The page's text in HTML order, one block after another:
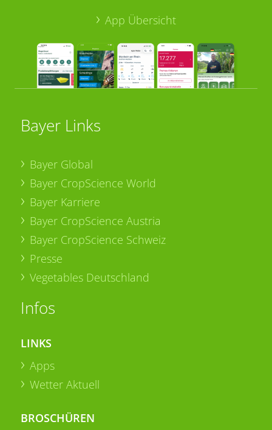
App Übersicht
Bayer Links
Bayer Global
Bayer CropScience World
Bayer Karriere
Bayer CropScience Austria
Bayer CropScience Schweiz
Presse
Vegetables Deutschland
Infos
LINKS
Apps
Wetter Aktuell
BROSCHÜREN